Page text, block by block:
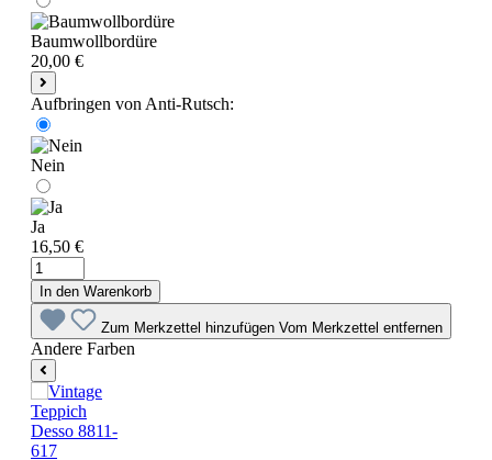
Baumwollbordüre
20,00 €
Aufbringen von Anti-Rutsch:
Nein
Ja
16,50 €
In den Warenkorb
Zum Merkzettel hinzufügen Vom Merkzettel entfernen
Andere Farben